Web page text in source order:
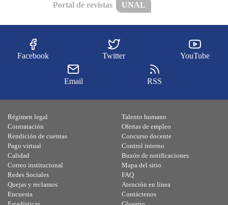
Portal de revistas UNAL
Facebook Twitter YouTube
Email RSS
Régimen legal
Contratación
Rendición de cuentas
Pago virtual
Calidad
Talento humano
Ofertas de empleo
Concurso docente
Control interno
Buzón de notificaciones
Correo institucional
Redes Sociales
Quejas y reclamos
Encuesta
Mapa del sitio
FAQ
Atención en línea
Contáctenos